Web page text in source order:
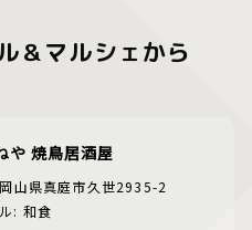
＆マルシェから
や 焼鳥居酒屋
山県真庭市久世2935-2
: 和食